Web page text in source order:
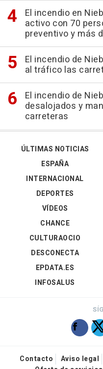
El incendio en
activo con 70
preventivo y más
El incendio de
al tráfico las
El incendio de
desalojados y
carreteras
ÚLTIMAS NOTICIAS
ESPAÑA
INTERNACIONAL
DEPORTES
VÍDEOS
CHANCE
CULTURAOCIO
DESCONECTA
EPDATA.ES
INFOSALUS
Contacto Aviso legal